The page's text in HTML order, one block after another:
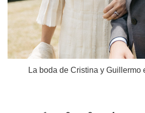
La boda de Cristina y Guillermo